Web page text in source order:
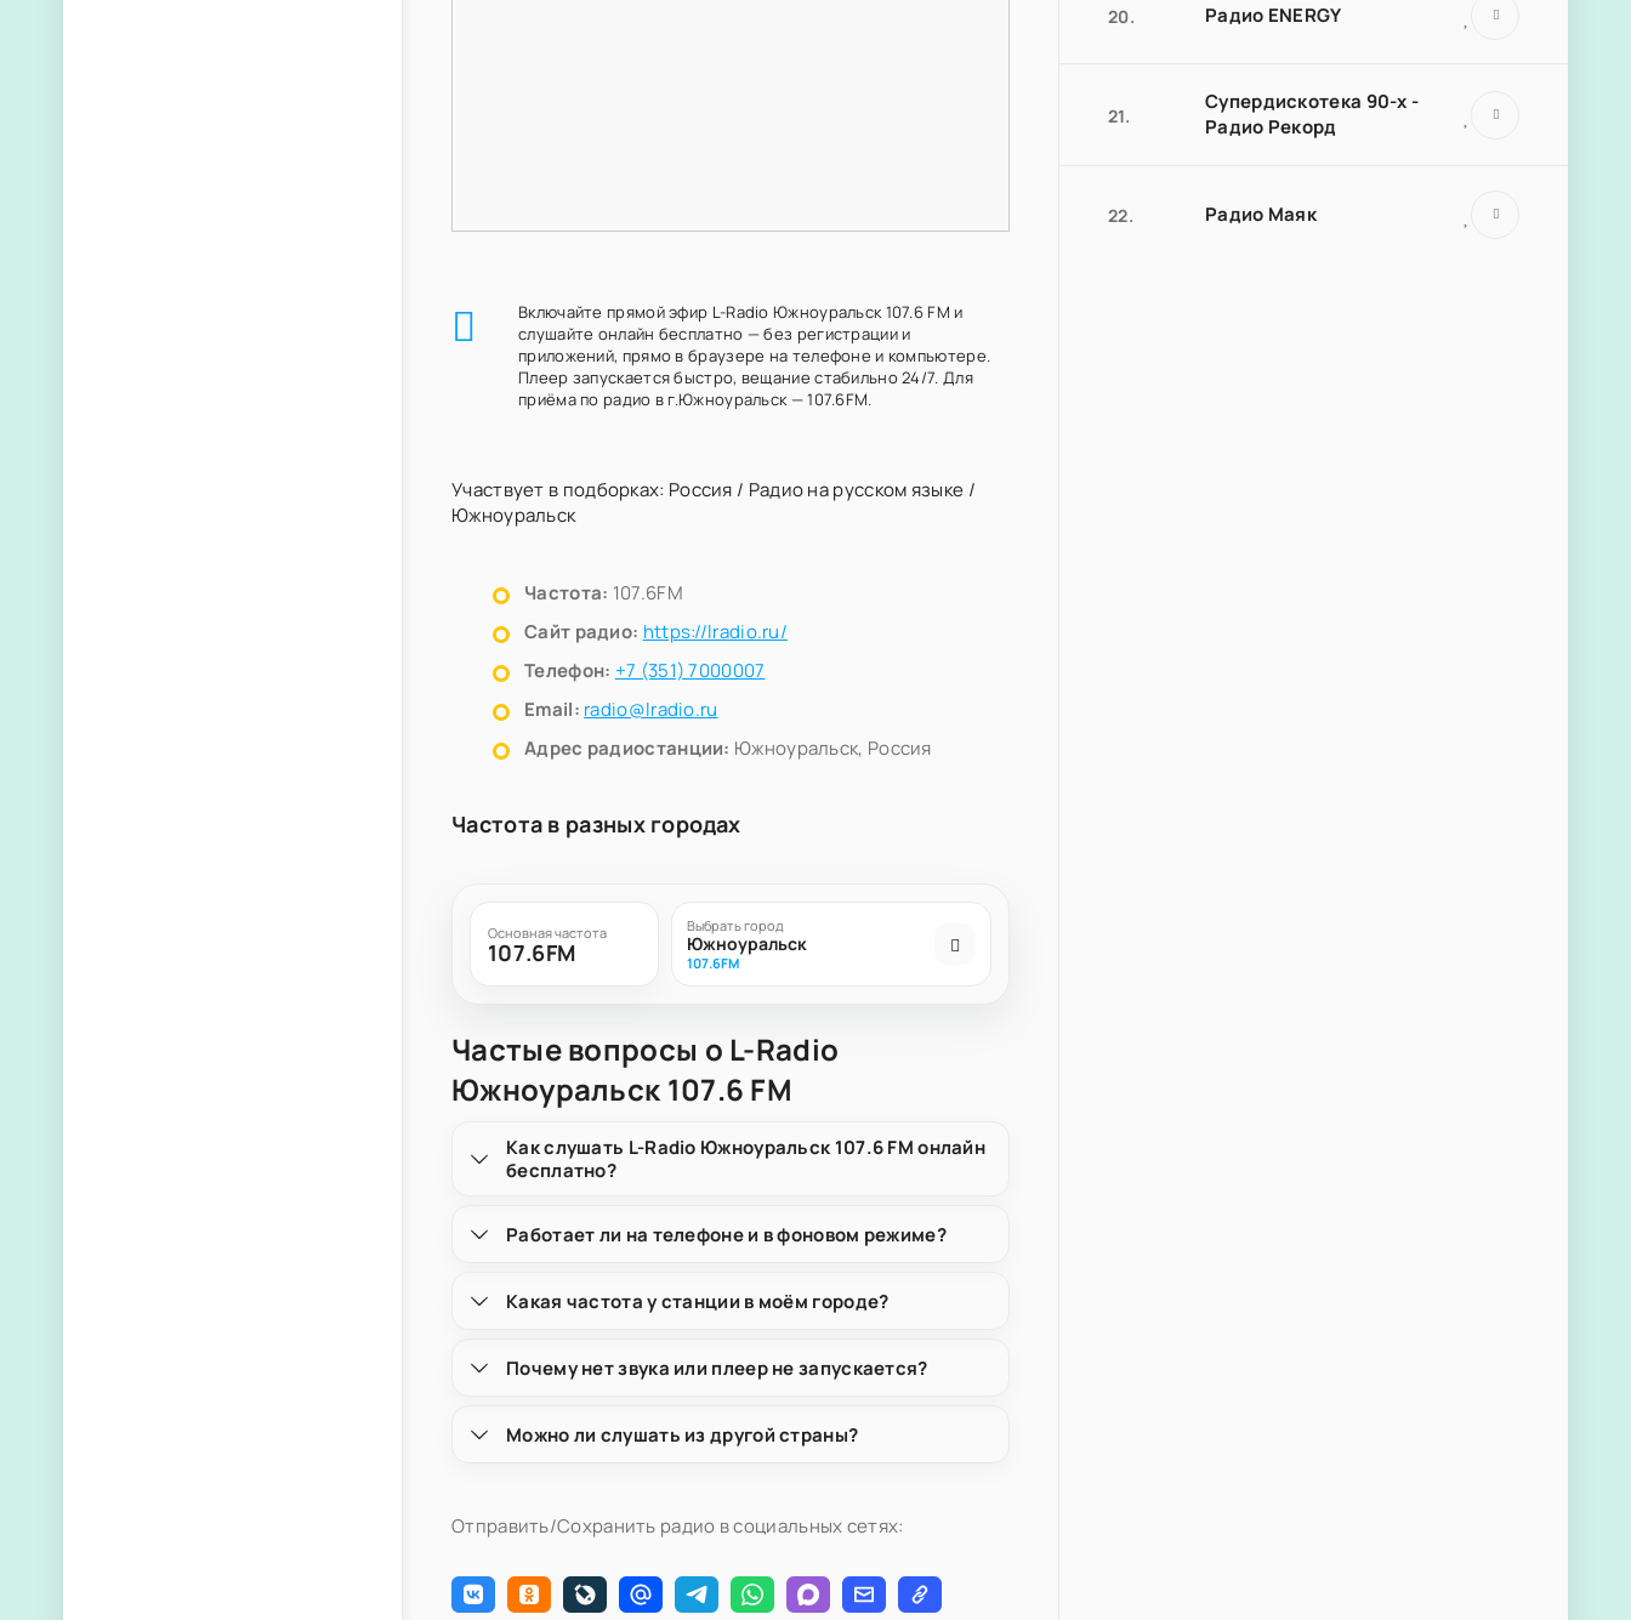
Включайте прямой эфир L-Radio Южноуральск 107.6 FM и
слушайте онлайн бесплатно — без регистрации и
приложений, прямо в браузере на телефоне и компьютере.
Плеер запускается быстро, вещание стабильно 24/7. Для
приёма по радио в г.Южноуральск — 107.6FM.
Участвует в подборках: Россия / Радио на русском языке /
Южноуральск
Частота: 107.6FM
Сайт радио: https://lradio.ru/
Телефон: +7 (351) 7000007
Email: radio@lradio.ru
Адрес радиостанции: Южноуральск, Россия
Частота в разных городах
Основная частота
107.6FM
Выбрать город
Южноуральск
107.6FM
Частые вопросы о L-Radio
Южноуральск 107.6 FM
Как слушать L-Radio Южноуральск 107.6 FM онлайн
бесплатно?
Работает ли на телефоне и в фоновом режиме?
Какая частота у станции в моём городе?
Почему нет звука или плеер не запускается?
Можно ли слушать из другой страны?
Отправить/Сохранить радио в социальных сетях:
20. Радио ENERGY
21.
Супердискотека 90-х -
Радио Рекорд
22. Радио Маяк